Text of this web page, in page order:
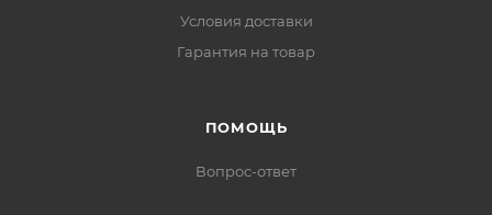
Условия доставки
Гарантия на товар
ПОМОЩЬ
Вопрос-ответ